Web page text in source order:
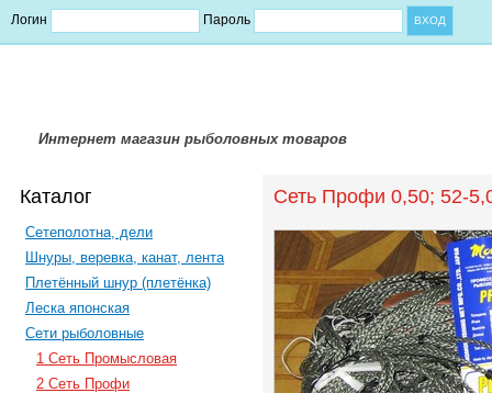
Логин Пароль
Интернет магазин рыболовных товаров
Каталог
Сетеполотна, дели
Шнуры, веревка, канат, лента
Плетённый шнур (плетёнка)
Леска японская
Сети рыболовные
1 Сеть Промысловая
2 Сеть Профи
Сеть Профи 0,50; 52-